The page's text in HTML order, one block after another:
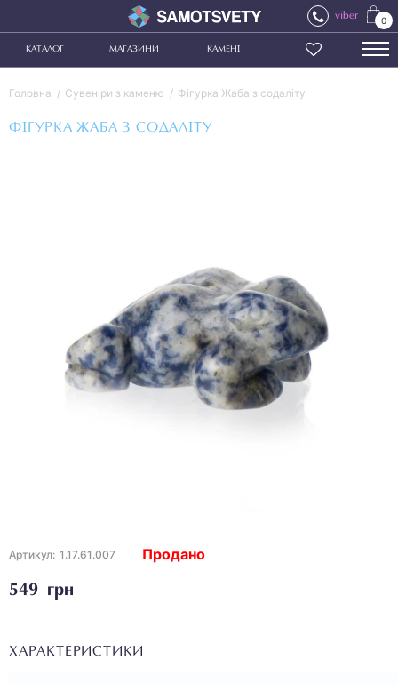
viber 0
КАТАЛОГ МАГАЗИНИ КАМЕНІ
Головна Сувеніри з каменю Фігурка Жаба з содаліту
ФІГУРКА ЖАБА З СОДАЛІТУ
Артикул: 1.17.61.007
549 грн
Продано
ХАРАКТЕРИСТИКИ